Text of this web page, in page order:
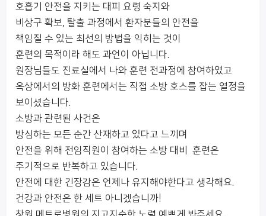
호흡기 안전을 지키는 대피 요령 숙지와
비상구 확보, 탈출 과정에서 환자분들의 안전을
책임질 수 있는 최선의 방법을 익히는 것이
훈련의 목적이라 해도 과언이 아닙니다.
원장님들도 진료실에서 나와 훈련 전과정에 참여하였고
옥상에서의 방화 훈련에서는 직접 소방 호스를 잡는 열정을
보이셨습니다.
소방과 관련된 사건은
방심하는 모든 순간 산재하고 있다고 느끼며
안전을 위해 전임직원이 참여하는 소방 대비 훈련은
주기적으로 반복하고 있습니다.
안전에 대한 긴장감은 언제나 유지해야한다고 생각해요.
건강과 안전은 한 세트 아니겠습니까!